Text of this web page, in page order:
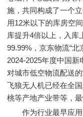
施，共同构成了一个
用12米以下的库房空
库提升4倍以上，入库
99.99%，京东物流“
2024-2025年度中国
对城市低空物流配送
飞狼无人机已经在全
桃等产地产业带等，
作为行业最早应用